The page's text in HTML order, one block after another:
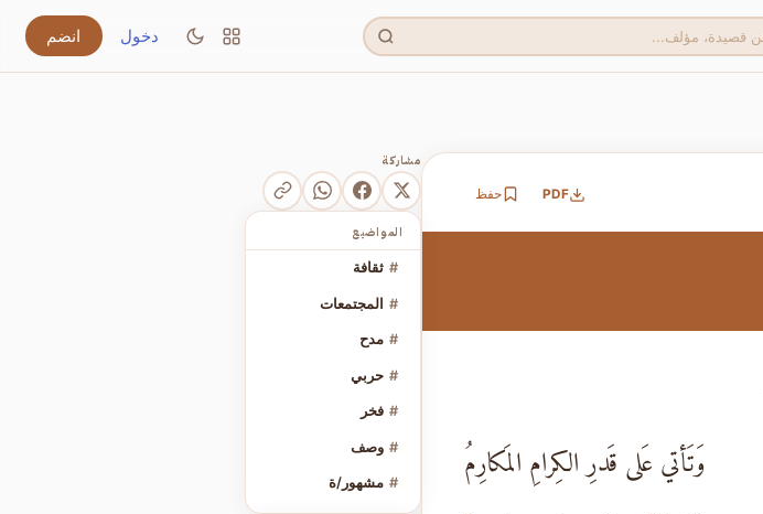
دخول انضم
PDF حفظ
وَتَأتي عَلى قَدرِ الكِرامِ المَكارِمُ
مشاركة
المواضيع
# ثقافة
# المجتمعات
# مدح
# حربي
# فخر
# وصف
# مشهور/ة